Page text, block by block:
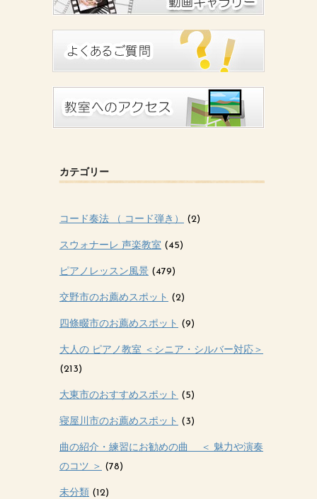
カテゴリー
コード奏法 （ コード弾き） (2)
スウォナーレ 声楽教室 (45)
ピアノレッスン風景 (479)
交野市のお薦めスポット (2)
四條畷市のお薦めスポット (9)
大人の ピアノ教室 ＜シニア・シルバー対応＞
(213)
大東市のおすすめスポット (5)
寝屋川市のお薦めスポット (3)
曲の紹介・練習にお勧めの曲 ＜ 魅力や演奏
のコツ ＞ (78)
未分類 (12)